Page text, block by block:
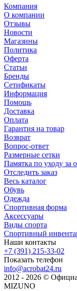
Компания
О компании
Отзывы
Новости
Магазины
Политика
Оферта
Статьи
Бренды
Сетификаты
Информация
Помощь
Доставка
Оплата
Гарантия на товар
Возврат
Вопрос-ответ
Размерные сетки
Памятка по уходу за
Отследить заказ
Весь каталог
Обувь
Одежда
Спортивная форма
Аксессуары
Виды спорта
Спортивный
Наши контакты
+7 (391) 215-33-02
Показать телефон
info@acrobat24.ru
2012 - 2026 ©
MIZUNO